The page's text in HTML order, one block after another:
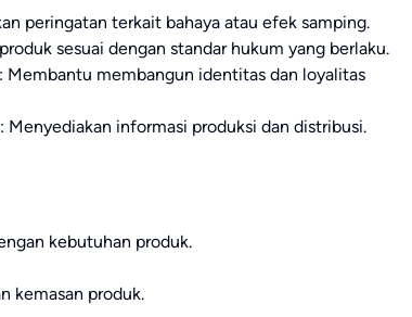
peringatan terkait bahaya atau efek samping.
sesuai dengan standar hukum yang berlaku.
: Membantu membangun identitas dan loyalitas
: Menyediakan informasi produksi dan distribusi.
kebutuhan produk.
kemasan produk.